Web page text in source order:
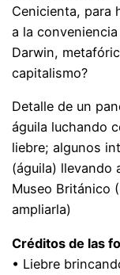
Cenicienta, para
a la
Darwin,
capitalismo?
Detalle de un
águila luchando
liebre; algunos
(águila) llevando
Museo Británico
ampliarla)
Créditos de las
• Liebre